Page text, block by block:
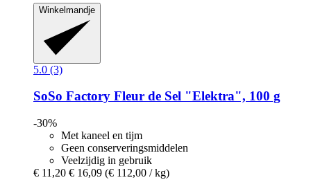
Winkelmandje
5.0 (3)
SoSo Factory Fleur de Sel "Elektra", 100 g
-30%
Met kaneel en tijm
Geen conserveringsmiddelen
Veelzijdig in gebruik
€ 11,20 € 16,09 (€ 112,00 / kg)